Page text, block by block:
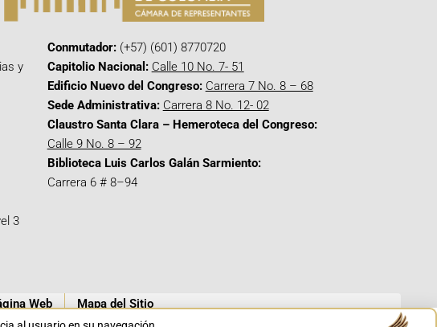
y
3
Conmutador:(+57) (601) 8770720
Capitolio Nacional: Calle 10 No. 7- 51
Edificio Nuevo del Congreso: Carrera 7 No. 8 – 68
Sede Administrativa: Carrera 8 No. 12- 02
Claustro Santa Clara – Hemeroteca del Congreso:
Calle 9 No. 8 – 92
Biblioteca Luis Carlos Galán Sarmiento:
Carrera 6 # 8–94
Web Mapa del Sitio